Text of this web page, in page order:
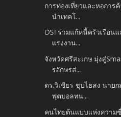
การท่องเที่ยวและหอการ
นำเทคโ...
DSI ร่วมแก้หนี้ครัวเรือน
แรงงาน...
จังหวัดศรีสะเกษ มุ่งสู่
รอักษรส่...
ดร.วิเชียร ชุบไธสง นาย
ฟุตบอลทน...
คนไทยต้นแบบแห่งความ